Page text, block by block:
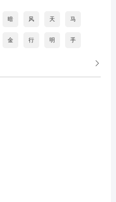
暗 风 天 马
金 行 明 手
